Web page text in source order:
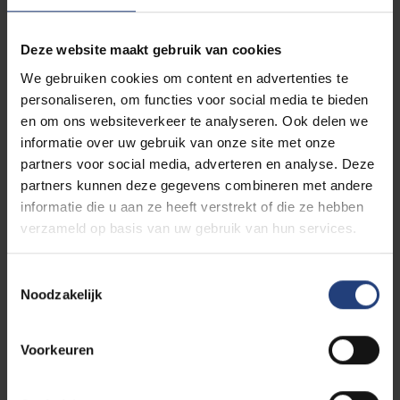
Deze website maakt gebruik van cookies
We gebruiken cookies om content en advertenties te
personaliseren, om functies voor social media te bieden
en om ons websiteverkeer te analyseren. Ook delen we
informatie over uw gebruik van onze site met onze
partners voor social media, adverteren en analyse. Deze
partners kunnen deze gegevens combineren met andere
informatie die u aan ze heeft verstrekt of die ze hebben
verzameld op basis van uw gebruik van hun services.
Noodzakelijk
Voorkeuren
eerste pil zal de zwangerschap stoppen met groeien.
baarmoeder samentrekt en zo het vruchtzakje
uitstoot.
bevat mifepristone, een stof die
ervoor zorgt dat hormonen die nodig zijn voor de
zwangerschap niet meer kunnen werken. De
evolueren. De meeste vrouwen voelen lichamelijk
afbreking van de zwangerschap definitief genomen
wordt op het moment van inname van deze pil,
uurtje voor.
wordt 24 tot 48 uur